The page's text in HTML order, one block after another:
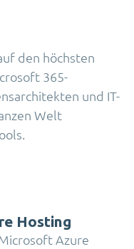
den höchsten
365-
und IT-
Welt
Hosting
Azure